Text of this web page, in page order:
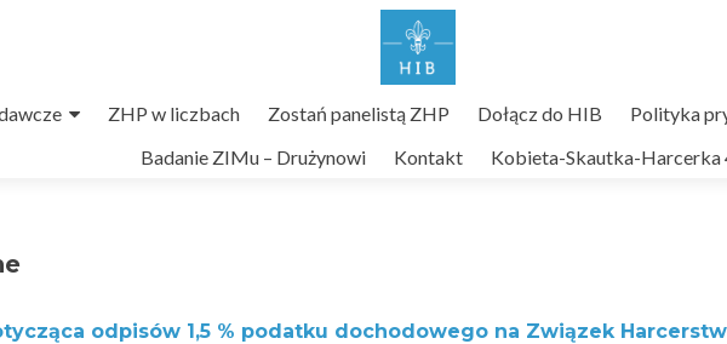
ZHP w liczbach Zostań panelistą ZHP Dołącz do HIB Polityka
Badanie ZIMu – Drużynowi
Kontakt Kobieta-Skautka-Harcerka
odpisów 1,5 % podatku dochodowego na Związek